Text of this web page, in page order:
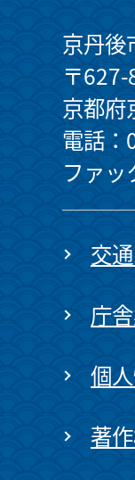
京丹後
〒
京都府
電話：
ファ
交
庁
個
著